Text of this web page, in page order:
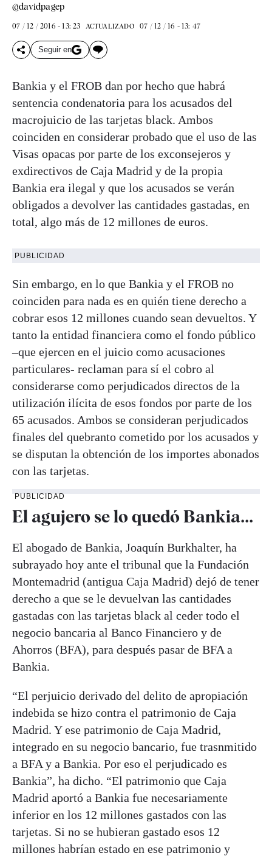
@davidpagep
07 / 12 / 2016 - 13: 23 ACTUALIZADO 07 / 12 / 16 - 13: 47
Seguir en
Bankia y el FROB dan por hecho que habrá
sentencia condenatoria para los acusados del
macrojuicio de las tarjetas black. Ambos
coinciden en considerar probado que el uso de las
Visas opacas por parte de los exconsejeros y
exdirectivos de Caja Madrid y de la propia
Bankia era ilegal y que los acusados se verán
obligados a devolver las cantidades gastadas, en
total, algo más de 12 millones de euros.
PUBLICIDAD
Sin embargo, en lo que Bankia y el FROB no
coinciden para nada es en quién tiene derecho a
cobrar esos 12 millones cuando sean devueltos. Y
tanto la entidad financiera como el fondo público
–que ejercen en el juicio como acusaciones
particulares- reclaman para sí el cobro al
considerarse como perjudicados directos de la
utilización ilícita de esos fondos por parte de los
65 acusados. Ambos se consideran perjudicados
finales del quebranto cometido por los acusados y
se disputan la obtención de los importes abonados
con las tarjetas.
PUBLICIDAD
El agujero se lo quedó Bankia...
El abogado de Bankia, Joaquín Burkhalter, ha
subrayado hoy ante el tribunal que la Fundación
Montemadrid (antigua Caja Madrid) dejó de tener
derecho a que se le devuelvan las cantidades
gastadas con las tarjetas black al ceder todo el
negocio bancaria al Banco Financiero y de
Ahorros (BFA), para después pasar de BFA a
Bankia.
“El perjuicio derivado del delito de apropiación
indebida se hizo contra el patrimonio de Caja
Madrid. Y ese patrimonio de Caja Madrid,
integrado en su negocio bancario, fue trasnmitido
a BFA y a Bankia. Por eso el perjudicado es
Bankia”, ha dicho. “El patrimonio que Caja
Madrid aportó a Bankia fue necesariamente
inferior en los 12 millones gastados con las
tarjetas. Si no se hubieran gastado esos 12
millones habrían estado en ese patrimonio y